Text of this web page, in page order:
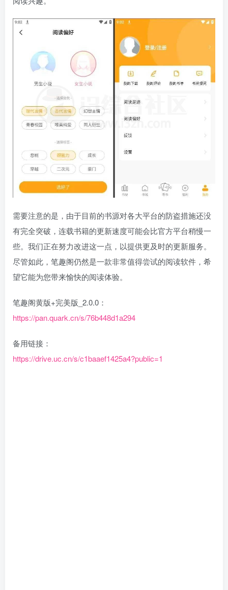
需要注意的是，由于目前的书源对各大平台的防盗措施还没
有完全突破，连载书籍的更新速度可能会比官方平台稍慢一
些。我们正在努力改进这一点，以提供更及时的更新服务。
尽管如此，笔趣阁仍然是一款非常值得尝试的阅读软件，希
望它能为您带来愉快的阅读体验。
笔趣阁黄版+完美版_2.0.0：
https://pan.quark.cn/s/76b448d1a294
备用链接：
https://drive.uc.cn/s/c1baaef1425a4?public=1